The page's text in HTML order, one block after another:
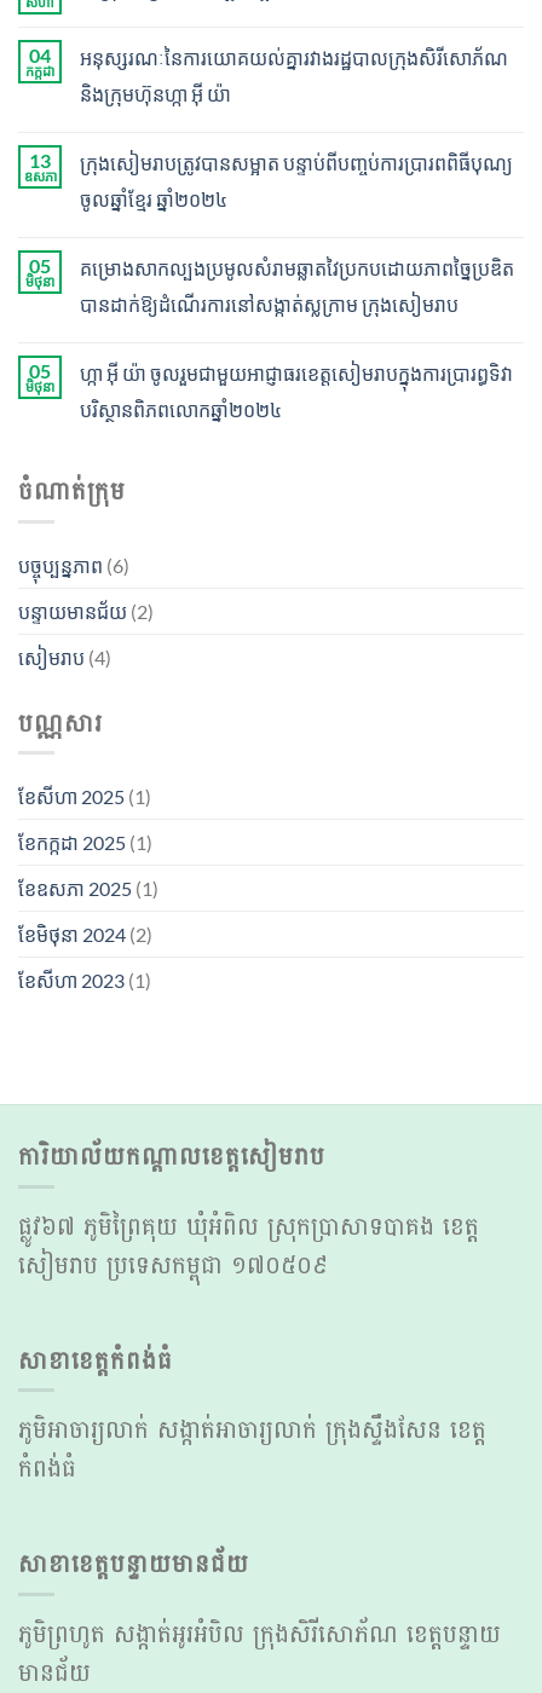
04
កក្កដា
អនុស្សរណៈនៃការយោគយល់គ្នារវាងរដ្ឋបាលក្រុងសិរីសោភ័ណ
និងក្រុមហ៊ុនហ្កា អុី យ៉ា
13
ឧសភា
ក្រុងសៀមរាបត្រូវបានសម្អាត បន្ទាប់ពីបញ្ចប់ការប្រារពពិធី​​​​​​​​​​​បុណ្យ​
ចូលឆ្នាំខ្មែរ ឆ្នាំ២០២៤
05
មិថុនា
គម្រោងសាកល្បងប្រមូលសំរាមឆ្លាតវៃប្រកបដោយភាពច្នៃប្រឌិត
បានដាក់ឱ្យដំណើរការនៅសង្កាត់ស្លក្រាម ក្រុងសៀមរាប
05
មិថុនា
ហ្កា អុី យ៉ា ចូលរួមជាមួយអាជ្ញាធរខេត្តសៀមរាបក្នុងការប្រារព្ធទិវា
បរិស្ថានពិភពលោកឆ្នាំ២០២៤
ចំណាត់ក្រុម
បច្ចុប្បន្នភាព (6)
បន្ទាយមានជ័យ (2)
សៀមរាប (4)
បណ្ណសារ
ខែ​សីហា 2025 (1)
ខែ​កក្កដា 2025 (1)
ខែ​ឧសភា 2025 (1)
ខែ​មិថុនា 2024 (2)
ខែ​សីហា 2023 (1)
ការិយាល័យកណ្ដាលខេត្តសៀមរាប
ផ្លូវ៦៧ ភូមិព្រៃគុយ ឃុំអំពិល ស្រុកប្រាសាទបាគង ខេត្ត
សៀមរាប ប្រទេសកម្ពុជា ១៧០៥០៩
សាខាខេត្ដកំពង់ធំ
ភូមិ​​អាចារ្យ​លាក់ សង្កាត់​អាចារ្យ​លាក់ ក្រុង​ស្ទឹងសែន ខេត្ត
កំពង់ធំ
សាខាខេត្ដបន្ទាយមានជ័យ
ភូមិ​ព្រហូត សង្កាត់​អូរ​អំបិល ក្រុង​សិរីសោភ័ណ ខេត្ត​បន្ទាយ
មានជ័យ